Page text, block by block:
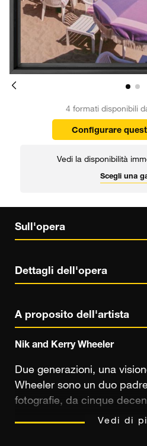
4 formati disponibili
Configurare
Vedi la disponibilità
Scegli una
Sull'opera
Dettagli dell'opera
A proposito dell'artista
Nik and Kerry Wheeler
Due generazioni, una
Wheeler sono un duo
fotografie, da cinque
bellezza discreta delVedi di